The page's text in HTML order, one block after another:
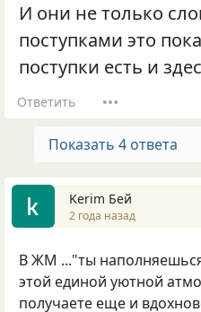
И они не только
поступками это
поступки есть и
Ответить
Показать 4 ответа
Kerim Бей
2 года назад
В ЖМ ..."ты
этой единой уютной
получаете еще и